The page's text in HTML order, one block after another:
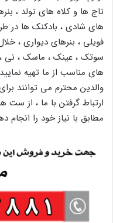
تاج ها و کلاه های تولد ،
های شادی ، بادکنک ها در
فویلی ، بنرهای دیواری ،
سوتک ، عینک ، ماسک ، نی
های مناسب از ما تهیه
والدین محترم می توانند
ارتباط گرفتن با ما ، از
مطابق با نیاز خود را انجام